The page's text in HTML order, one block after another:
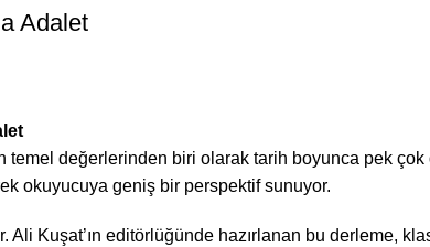
Adalet
değerlerinden biri olarak tarih boyunca pek
okuyucuya geniş bir perspektif sunuyor.
Ali Kuşat’ın editörlüğünde hazırlanan bu derleme,